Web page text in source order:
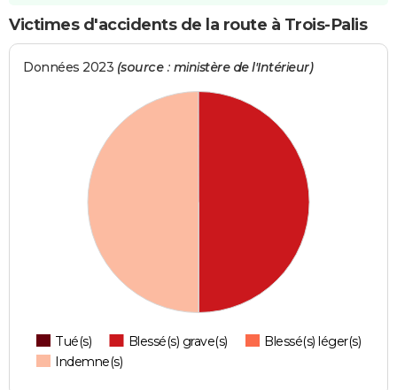
Victimes d'accidents de la route à Trois-Palis
Données 2023 (source : ministère de l'Intérieur)
Tué(s) Blessé(s) grave(s)
Blessé(s) léger(s)
Indemne(s)